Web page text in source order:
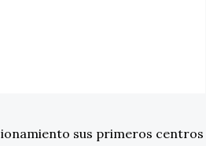
sus primeros centros